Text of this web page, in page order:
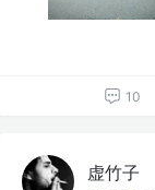
10
虚竹子